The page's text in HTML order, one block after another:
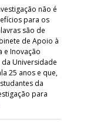
não é
para os
são de
de Apoio à
e Inovação
da Universidade
25 anos e que,
da
para